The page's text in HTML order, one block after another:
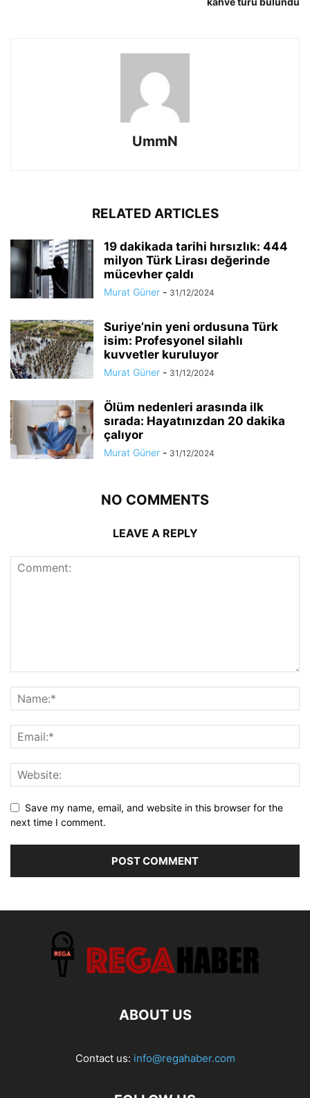
UmmN
RELATED ARTICLES
19 dakikada tarihi hırsızlık: 444
milyon Türk Lirası değerinde
mücevher çaldı
Murat Güner - 31/12/2024
Suriye’nin yeni ordusuna Türk
isim: Profesyonel silahlı
kuvvetler kuruluyor
Murat Güner - 31/12/2024
Ölüm nedenleri arasında ilk
sırada: Hayatınızdan 20 dakika
çalıyor
Murat Güner - 31/12/2024
NO COMMENTS
LEAVE A REPLY
Save my name, email, and website in this browser for the
next time I comment.
ABOUT US
Contact us: info@regahaber.com